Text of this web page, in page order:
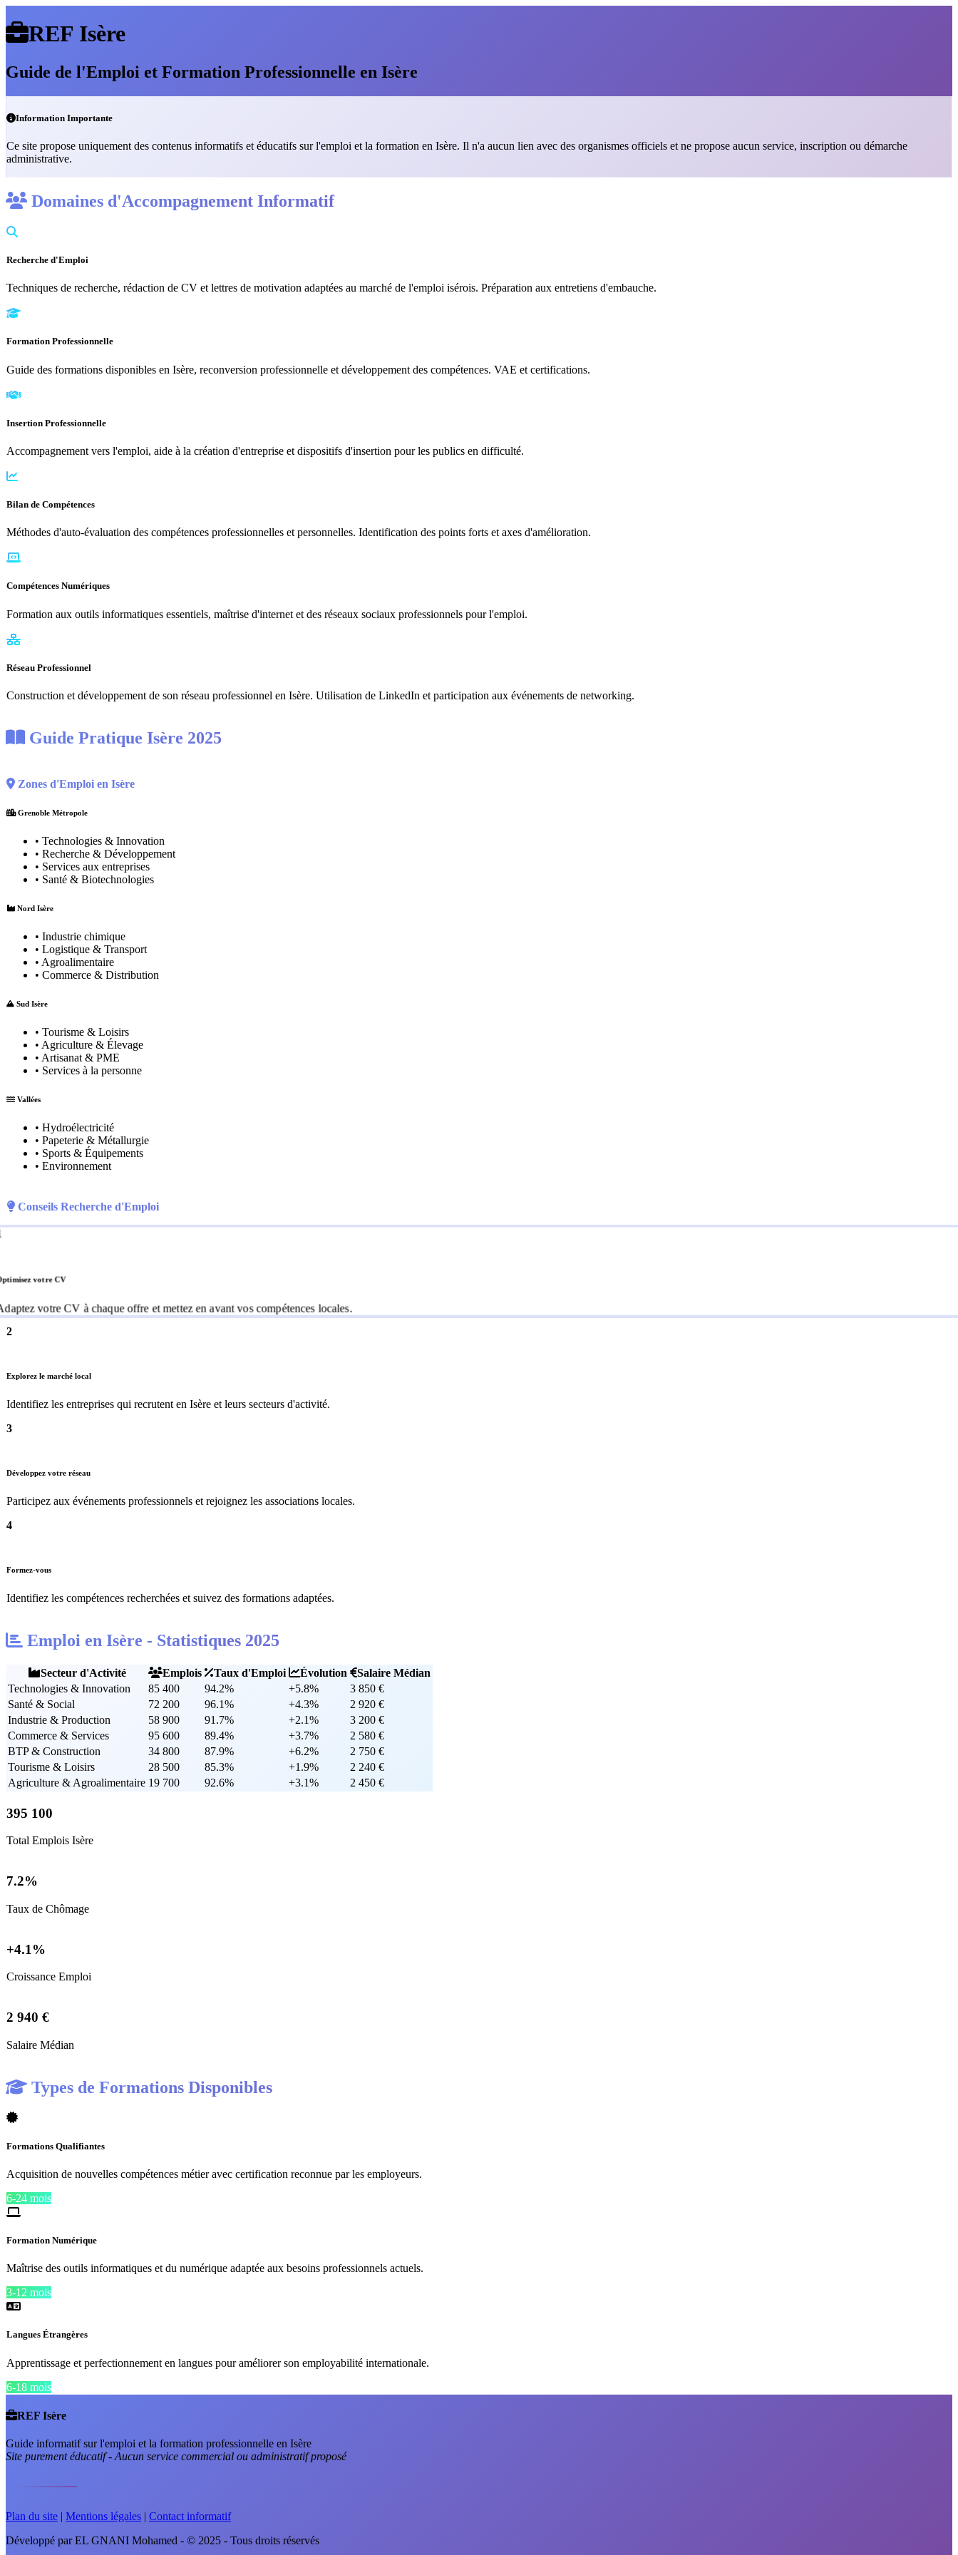
REF Isère
Guide de l'Emploi et Formation Professionnelle en Isère
Information Importante
Ce site propose uniquement des contenus informatifs et éducatifs sur l'emploi et la formation en Isère. Il n'a aucun lien avec des organismes officiels et ne propose aucun service, inscription ou démarche
administrative.
Domaines d'Accompagnement Informatif
Recherche d'Emploi
Techniques de recherche, rédaction de CV et lettres de motivation adaptées au marché de l'emploi isérois. Préparation aux entretiens d'embauche.
Formation Professionnelle
Guide des formations disponibles en Isère, reconversion professionnelle et développement des compétences. VAE et certifications.
Insertion Professionnelle
Accompagnement vers l'emploi, aide à la création d'entreprise et dispositifs d'insertion pour les publics en difficulté.
Bilan de Compétences
Méthodes d'auto-évaluation des compétences professionnelles et personnelles. Identification des points forts et axes d'amélioration.
Compétences Numériques
Formation aux outils informatiques essentiels, maîtrise d'internet et des réseaux sociaux professionnels pour l'emploi.
Réseau Professionnel
Construction et développement de son réseau professionnel en Isère. Utilisation de LinkedIn et participation aux événements de networking.
Guide Pratique Isère 2025
Zones d'Emploi en Isère
Grenoble Métropole
• Technologies & Innovation
• Recherche & Développement
• Services aux entreprises
• Santé & Biotechnologies
Nord Isère
• Industrie chimique
• Logistique & Transport
• Agroalimentaire
• Commerce & Distribution
Sud Isère
• Tourisme & Loisirs
• Agriculture & Élevage
• Artisanat & PME
• Services à la personne
Vallées
• Hydroélectricité
• Papeterie & Métallurgie
• Sports & Équipements
• Environnement
Conseils Recherche d'Emploi
votre CV
votre CV à chaque offre et mettez en avant vos compétences locales.
2
Explorez le marché local
Identifiez les entreprises qui recrutent en Isère et leurs secteurs d'activité.
3
Développez votre réseau
Participez aux événements professionnels et rejoignez les associations locales.
4
Formez-vous
Identifiez les compétences recherchées et suivez des formations adaptées.
Emploi en Isère - Statistiques 2025
Secteur d'Activité Emplois Taux d'Emploi Évolution
Salaire Médian
Technologies & Innovation
85 400 94.2% +5.8%
3 850 €
Santé & Social
72 200 96.1% +4.3%
2 920 €
Industrie & Production
58 900 91.7% +2.1%
3 200 €
Commerce & Services
95 600 89.4% +3.7%
2 580 €
BTP & Construction
34 800 87.9% +6.2%
2 750 €
Tourisme & Loisirs
28 500 85.3% +1.9%
2 240 €
Agriculture & Agroalimentaire 19 700 92.6% +3.1% 2 450 €
395 100
Total Emplois Isère
7.2%
Taux de Chômage
+4.1%
Croissance Emploi
2 940 €
Salaire Médian
Types de Formations Disponibles
Formations Qualifiantes
Acquisition de nouvelles compétences métier avec certification reconnue par les employeurs.
6-24 mois
Formation Numérique
Maîtrise des outils informatiques et du numérique adaptée aux besoins professionnels actuels.
3-12 mois
Langues Étrangères
Apprentissage et perfectionnement en langues pour améliorer son employabilité internationale.
6-18 mois
REF Isère
Guide informatif sur l'emploi et la formation professionnelle en Isère
Site purement éducatif - Aucun service commercial ou administratif proposé
Plan du site | Mentions légales | Contact informatif
Développé par EL GNANI Mohamed - © 2025 - Tous droits réservés